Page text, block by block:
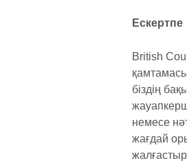
Ескертпе
British
біздің
немесе
жағдай